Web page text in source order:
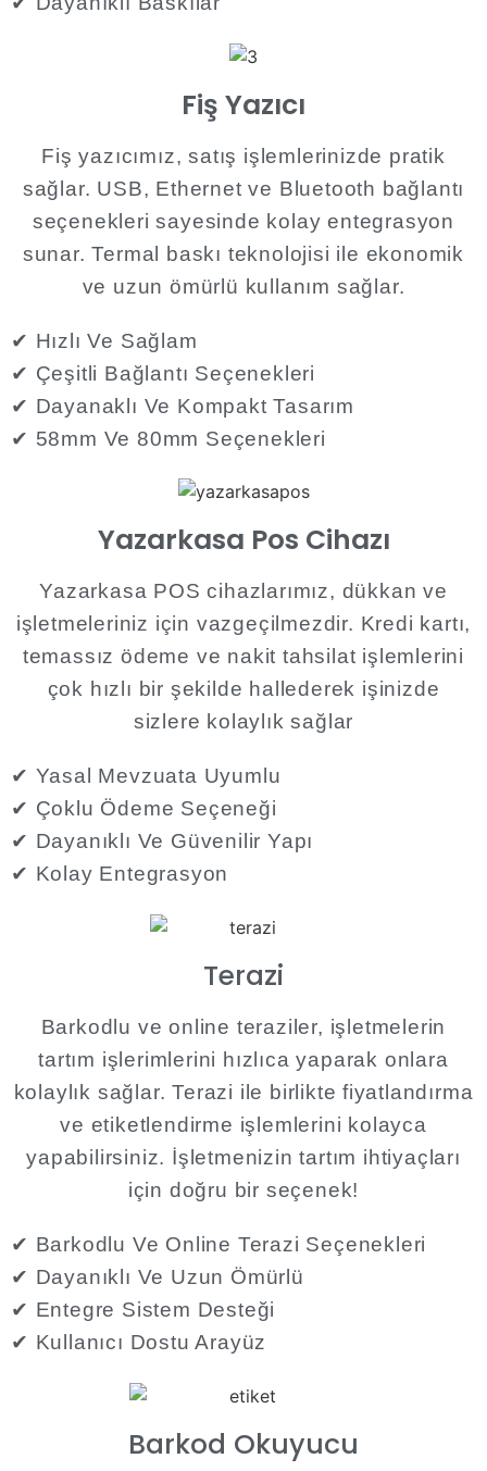
Fiş Yazıcı
Fiş yazıcımız, satış işlemlerinizde pratik
sağlar. USB, Ethernet ve Bluetooth bağlantı
seçenekleri sayesinde kolay entegrasyon
sunar. Termal baskı teknolojisi ile ekonomik
ve uzun ömürlü kullanım sağlar.​
✔ Hızlı Ve Sağlam
✔ Çeşitli Bağlantı Seçenekleri
✔ Dayanaklı Ve Kompakt Tasarım
✔ 58mm Ve 80mm Seçenekleri
Yazarkasa Pos Cihazı​
Yazarkasa POS cihazlarımız, dükkan ve
işletmeleriniz için vazgeçilmezdir. Kredi kartı,
temassız ödeme ve nakit tahsilat işlemlerini
çok hızlı bir şekilde hallederek işinizde
sizlere kolaylık sağlar​
✔ Yasal Mevzuata Uyumlu
✔ Çoklu Ödeme Seçeneği
✔ Dayanıklı Ve Güvenilir Yapı
✔ Kolay Entegrasyon​
Terazi
Barkodlu ve online teraziler, işletmelerin
tartım işlerimlerini hızlıca yaparak onlara
kolaylık sağlar. Terazi ile birlikte fiyatlandırma
ve etiketlendirme işlemlerini kolayca
yapabilirsiniz. İşletmenizin tartım ihtiyaçları
için doğru bir seçenek!​
✔ Barkodlu Ve Online Terazi Seçenekleri
✔ Dayanıklı Ve Uzun Ömürlü
✔ Entegre Sistem Desteği
✔ Kullanıcı Dostu Arayüz​
Barkod Okuyucu